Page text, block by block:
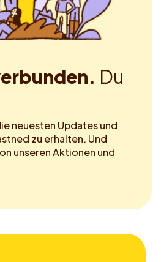
Du
neuesten Updates und
zu erhalten. Und
unseren Aktionen und